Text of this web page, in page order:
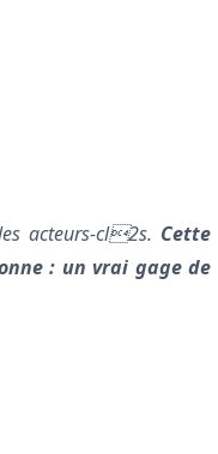
acteurs-cl2s. Cette
: un vrai gage de